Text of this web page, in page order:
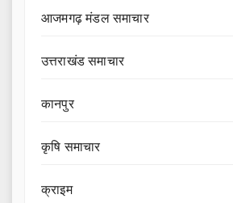
आजमगढ़ मंडल समाचार
उत्तराखंड समाचार
कानपुर
कृषि समाचार
क्राइम